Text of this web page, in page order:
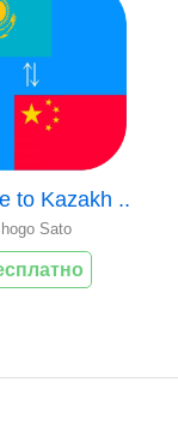
to Kazakh ..
Sato